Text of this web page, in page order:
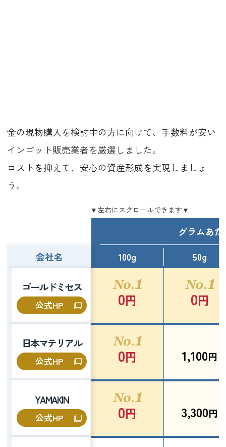
金の現物購入を検討中の方に向けて、手数料が安い
インゴット販売業者を厳選しました。
コストを抑えて、安心の資産形成を実現しましょ
う。
グラムあ
会社名
100g 50g
ゴールドミセス
公式HP 0円 0円
日本マテリアル
公式HP 0円 1,100円
YAMAKIN
公式HP 0円 3,300円